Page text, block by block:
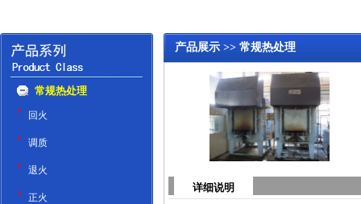
常规热处理
回火
调质
退火
正火
产品展示 >> 常规热处理
详细说明